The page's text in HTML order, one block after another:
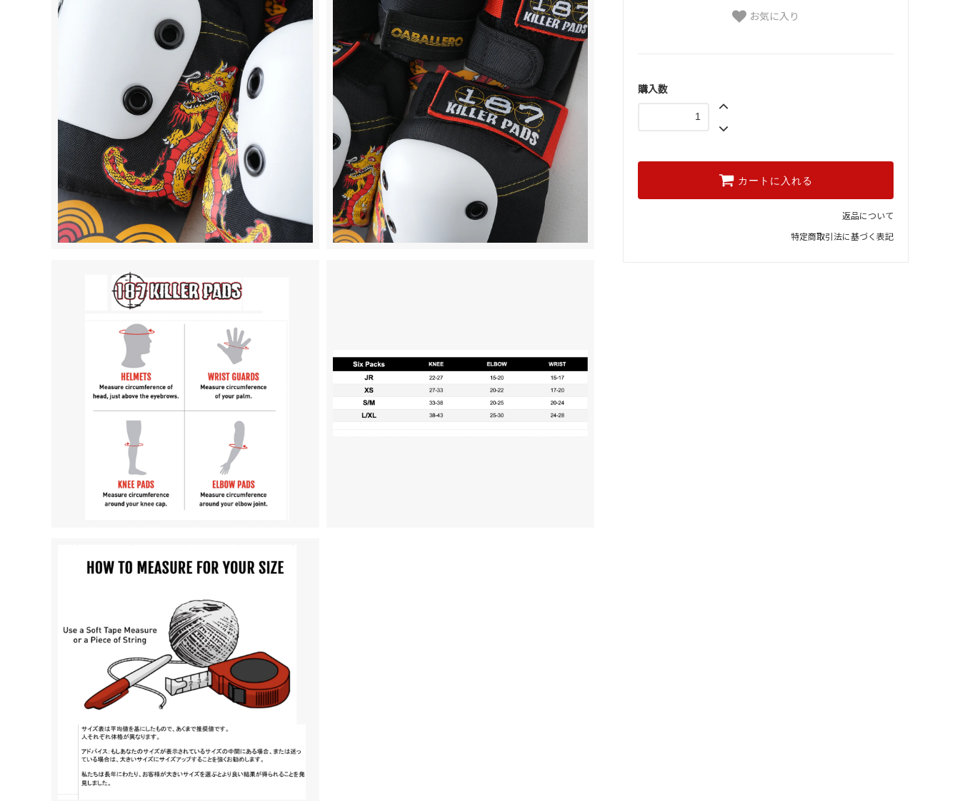
お気に入り
購入数
カートに入れる
返品について
特定商取引法に基づく表記